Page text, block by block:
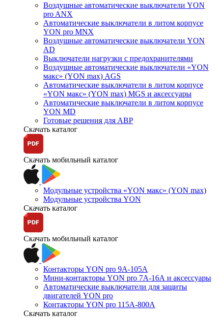
Воздушные автоматические выключатели YON
pro ANX
Автоматические выключатели в литом корпусе
YON pro MNX
Воздушные автоматические выключатели YON
AD
Выключатели нагрузки с предохранителями
Воздушные автоматические выключатели «YON
макс» (YON max) AGS
Автоматические выключатели в литом корпусе
«YON макс» (YON max) MGS и аксессуары
Автоматические выключатели в литом корпусе
YON MD
Готовые решения для АВР
Скачать каталог
Скачать мобильный каталог
Модульные устройства «YON макс» (YON max)
Модульные устройства YON
Скачать каталог
Скачать мобильный каталог
Контакторы YON pro 9А-105А
Мини-контакторы YON pro 7А-16А и аксессуары
Автоматические выключатели для защиты
двигателей YON pro
Контакторы YON pro 115А-800А
Скачать каталог